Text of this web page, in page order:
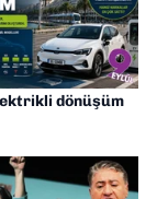
dönüşüm